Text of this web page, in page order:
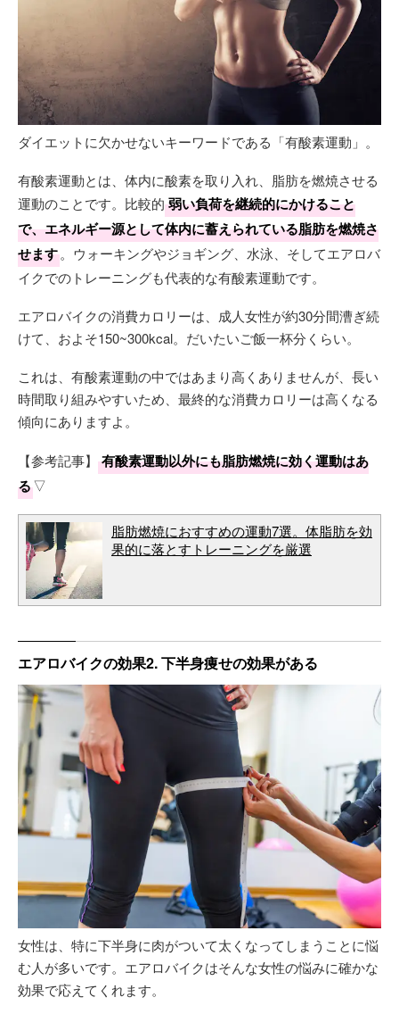
ダイエットに欠かせないキーワードである「有酸素運動」。
有酸素運動とは、体内に酸素を取り入れ、脂肪を燃焼させる
運動のことです。比較的 弱い負荷を継続的にかけること
で、エネルギー源として体内に蓄えられている脂肪を燃焼さ
せます。ウォーキングやジョギング、水泳、そしてエアロバ
イクでのトレーニングも代表的な有酸素運動です。
エアロバイクの消費カロリーは、成人女性が約30分間漕ぎ続
けて、およそ150~300kcal。だいたいご飯一杯分くらい。
これは、有酸素運動の中ではあまり高くありませんが、長い
時間取り組みやすいため、最終的な消費カロリーは高くなる
傾向にありますよ。
【参考記事】
有酸素運動以外にも脂肪燃焼に効く運動はあ
る▽
脂肪燃焼におすすめの運動7選。体脂肪を効
果的に落とすトレーニングを厳選
エアロバイクの効果2. 下半身痩せの効果がある
女性は、特に下半身に肉がついて太くなってしまうことに悩
む人が多いです。エアロバイクはそんな女性の悩みに確かな
効果で応えてくれます。